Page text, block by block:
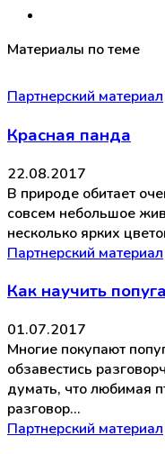
Материалы по теме
Партнерский материал
Красная панда
22.08.2017
В природе обитает
совсем небольшое
несколько ярких
Партнерский материал
Как научить
01.07.2017
Многие покупают
обзавестись
думать, что любимая
разговор…
Партнерский материал